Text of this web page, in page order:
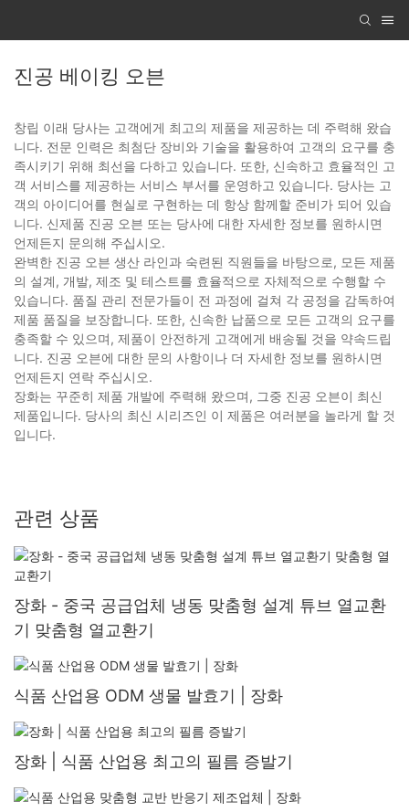
진공 베이킹 오븐
창립 이래 당사는 고객에게 최고의 제품을 제공하는 데 주력해 왔습
니다. 전문 인력은 최첨단 장비와 기술을 활용하여 고객의 요구를 충
족시키기 위해 최선을 다하고 있습니다. 또한, 신속하고 효율적인 고
객 서비스를 제공하는 서비스 부서를 운영하고 있습니다. 당사는 고
객의 아이디어를 현실로 구현하는 데 항상 함께할 준비가 되어 있습
니다. 신제품 진공 오븐 또는 당사에 대한 자세한 정보를 원하시면
언제든지 문의해 주십시오.
완벽한 진공 오븐 생산 라인과 숙련된 직원들을 바탕으로, 모든 제품
의 설계, 개발, 제조 및 테스트를 효율적으로 자체적으로 수행할 수
있습니다. 품질 관리 전문가들이 전 과정에 걸쳐 각 공정을 감독하여
제품 품질을 보장합니다. 또한, 신속한 납품으로 모든 고객의 요구를
충족할 수 있으며, 제품이 안전하게 고객에게 배송될 것을 약속드립
니다. 진공 오븐에 대한 문의 사항이나 더 자세한 정보를 원하시면
언제든지 연락 주십시오.
장화는 꾸준히 제품 개발에 주력해 왔으며, 그중 진공 오븐이 최신
제품입니다. 당사의 최신 시리즈인 이 제품은 여러분을 놀라게 할 것
입니다.
관련 상품
장화 - 중국 공급업체 냉동 맞춤형 설계 튜브 열교환
기 맞춤형 열교환기
식품 산업용 ODM 생물 발효기 | 장화
장화 | 식품 산업용 최고의 필름 증발기